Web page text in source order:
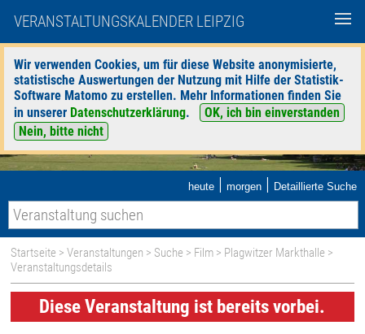
VERANSTALTUNGSKALENDER LEIPZIG
Wir verwenden Cookies, um für diese Website anonymisierte,
statistische Auswertungen der Nutzung mit Hilfe der Statistik-
Software Matomo zu erstellen. Mehr Informationen finden Sie
in unserer Datenschutzerklärung.
OK, ich bin einverstanden
Nein, bitte nicht
heute | morgen | Detaillierte Suche
Startseite >Veranstaltungen > Suche > Film > Plagwitzer Markthalle >
Veranstaltungsdetails
Diese Veranstaltung ist bereits vorbei.